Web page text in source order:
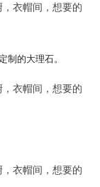
的大理石。